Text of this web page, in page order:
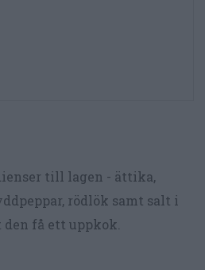
till lagen - ättika,
rödlök samt salt i
få ett uppkok.